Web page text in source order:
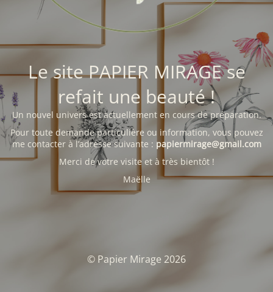
Le site PAPIER MIRAGE se
refait une beauté !
Un nouvel univers est actuellement en cours de préparation.
Pour toute demande particulière ou information, vous pouvez
me contacter à l’adresse suivante : papiermirage@gmail.com
Merci de votre visite et à très bientôt !
Maëlle
© Papier Mirage 2026